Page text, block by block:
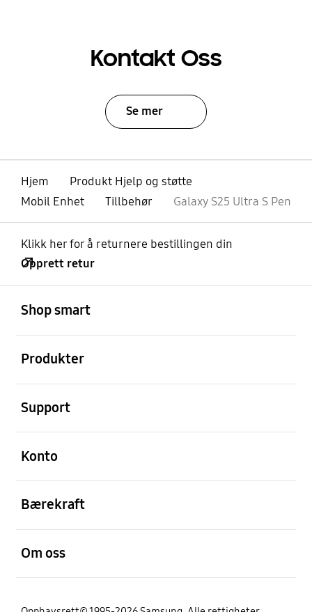
Kontakt Oss
Se mer
Hjem
Produkt Hjelp og støtte
Mobil Enhet
Tillbehør Galaxy S25 Ultra S Pen
Klikk her for å returnere bestillingen din
Opprett retur
Shop smart
Produkter
Support
Konto
Bærekraft
Om oss